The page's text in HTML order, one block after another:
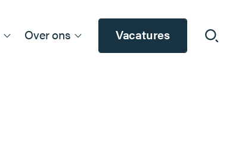
Over ons Vacatures